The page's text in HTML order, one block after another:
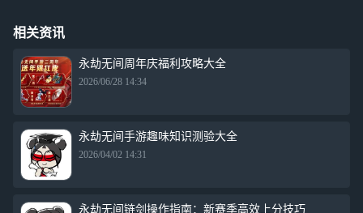
相关资讯
永劫无间周年庆福利攻略大全
2026/06/28 14:34
永劫无间手游趣味知识测验大全
2026/04/02 14:31
永劫无间链剑操作指南：新赛季高效上分技巧